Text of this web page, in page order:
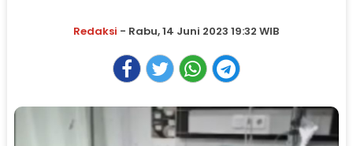
Redaksi - Rabu, 14 Juni 2023 19:32 WIB